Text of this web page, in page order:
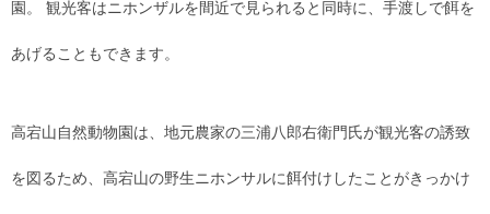
園。 観光客はニホンザルを間近で見られると同時に、手渡しで餌を
あげることもできます。
高宕山自然動物園は、地元農家の三浦八郎右衛門氏が観光客の誘致
を図るため、高宕山の野生ニホンサルに餌付けしたことがきっかけ